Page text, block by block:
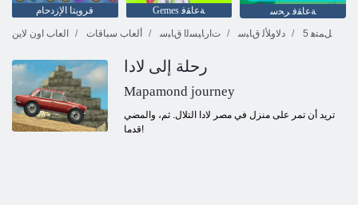
فرويتا الإزدحام Gemes ﺔﻋﺎﻘﻓ
ﺔﻋﺎﻘﻓ ﺮﺤﺳ
العاب اون لاين
ألعاب سباقات ﺕﺍﺭﺎﻴﺴﻟﺍ ﻕﺎﺒﺳ ﺩﻻ ﻭﻸ ﻟ ﻕﺎﺒﺳ 5 ﻞﻤﺘﻫ
رحلة إلى لادا
Mapamond journey
تريد أن تمر على منزل في مصر لادا التلال. ثم، والمضي
قدما!